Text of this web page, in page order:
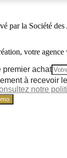
par la Société
votre agence
premier achat
à recevoir
notre